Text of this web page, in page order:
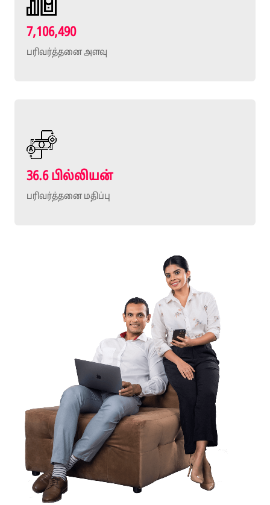
7,106,490
பரிவர்த்தனை அளவு
36.6 பில்லியன்
பரிவர்த்தனை மதிப்பு